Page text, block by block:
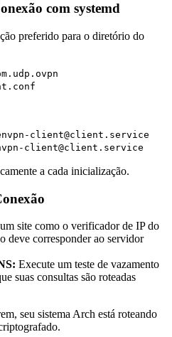
com systemd
preferido para o diretório do
client@client.service
client@client.service
a cada inicialização.
site como o verificador de IP do
deve corresponder ao servidor
Execute um teste de vazamento
suas consultas são roteadas
seu sistema Arch está roteando